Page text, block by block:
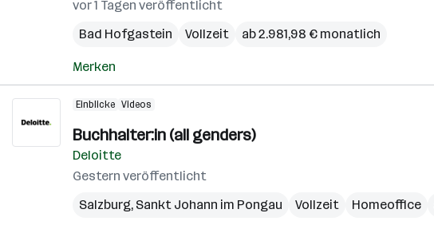
vor 1 Tagen veröffentlicht
Bad Hofgastein
Vollzeit ab 2.981,98 € monatlich
Merken
Einblicke Videos
Buchhalter:in (all genders)
Deloitte
Gestern veröffentlicht
Salzburg, Sankt Johann im Pongau Vollzeit Homeoffice